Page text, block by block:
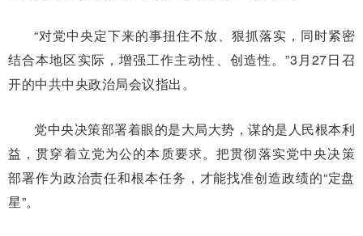
“对党中央定下来的事扭住不放、狠抓落实，同时紧密
结合本地区实际，增强工作主动性、创造性。”3月27日召
开的中共中央政治局会议指出。
党中央决策部署着眼的是大局大势，谋的是人民根本利
益，贯穿着立党为公的本质要求。把贯彻落实党中央决策
部署作为政治责任和根本任务，才能找准创造政绩的“定盘
星”。